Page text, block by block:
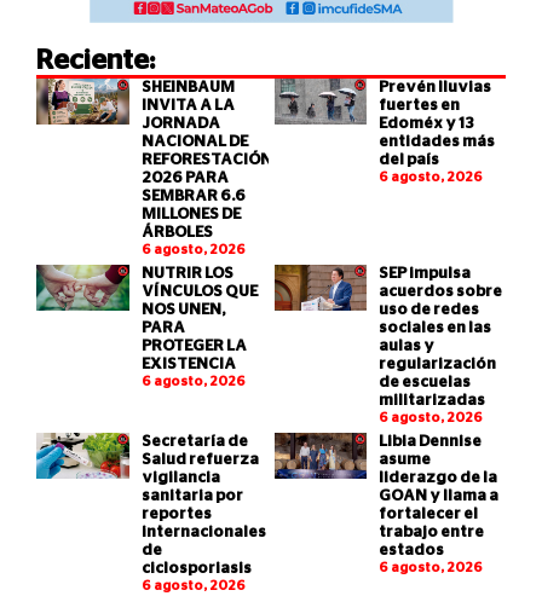
Reciente:
SHEINBAUM
INVITA A LA
JORNADA
NACIONAL DE
REFORESTACIÓN
2026 PARA
SEMBRAR 6.6
MILLONES DE
ÁRBOLES
6 agosto, 2026
Prevén lluvias
fuertes en
Edoméx y 13
entidades más
del país
6 agosto, 2026
NUTRIR LOS
VÍNCULOS QUE
NOS UNEN,
PARA
PROTEGER LA
EXISTENCIA
6 agosto, 2026
SEP impulsa
acuerdos sobre
uso de redes
sociales en las
aulas y
regularización
de escuelas
militarizadas
6 agosto, 2026
Secretaría de
Salud refuerza
vigilancia
sanitaria por
reportes
internacionales
de
ciclosporiasis
6 agosto, 2026
Libia Dennise
asume
liderazgo de la
GOAN y llama a
fortalecer el
trabajo entre
estados
6 agosto, 2026